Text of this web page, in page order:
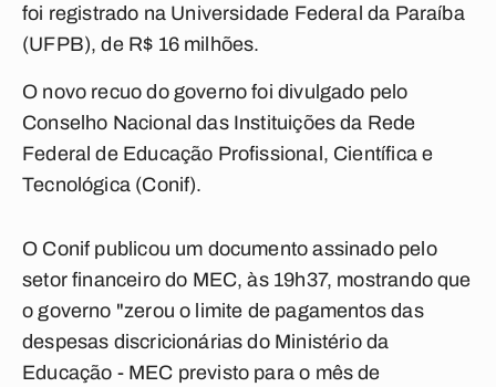
foi registrado na Universidade Federal da Paraíba
(UFPB), de R$ 16 milhões.
O novo recuo do governo foi divulgado pelo
Conselho Nacional das Instituições da Rede
Federal de Educação Profissional, Científica e
Tecnológica (Conif).
O Conif publicou um documento assinado pelo
setor financeiro do MEC, às 19h37, mostrando que
o governo "zerou o limite de pagamentos das
despesas discricionárias do Ministério da
Educação - MEC previsto para o mês de